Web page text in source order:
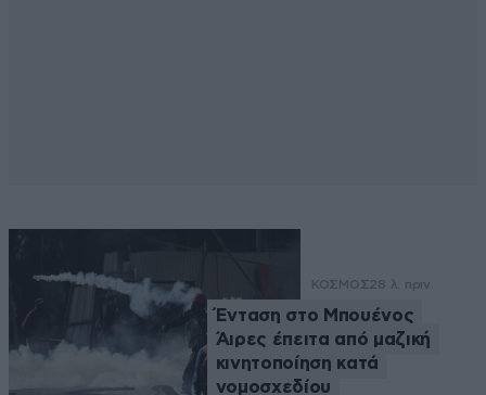
ΚΟΣΜΟΣ28 λ. πριν
Ένταση στο Μπουένος
Άιρες έπειτα από μαζική
κινητοποίηση κατά
νομοσχεδίου